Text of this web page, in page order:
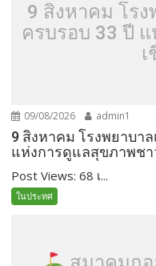
9 สิงหาคม โรง
ครบรอบ 33 ปี
09/08/2026 admin1
9 สิงหาคม โรงพยาบา
แห่งการดูแลสุขภาพชา
Post Views: 68 เ...
ในประทศ